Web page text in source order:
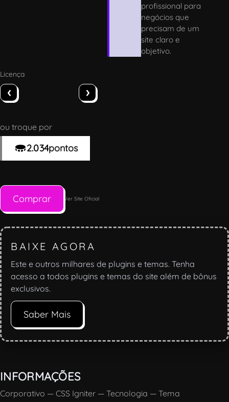
profissional para
negócios que
precisam de um
site claro e
objetivo.
Licença
‹ ›
ou troque por
2.034pontos
Comprar Ver Site Oficial
BAIXE AGORA
Este e outros milhares de plugins e temas. Tenha
acesso a todos plugins e temas do site além de bônus
exclusivos.
Saber Mais
INFORMAÇÕES
Corporativo — CSS Igniter — Tecnologia — Tema